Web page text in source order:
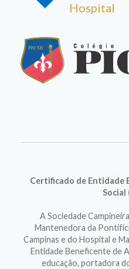
Hospital
Certificado de Entidade
Social
A Sociedade
Mantenedora da
Campinas e do Hospital e
Entidade Beneficente de
educação, portadora